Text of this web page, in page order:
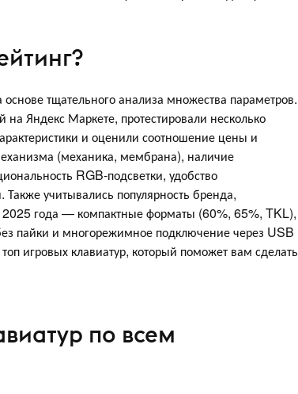
тщательного анализа множества параметров.
Яндекс Маркете, протестировали несколько
и оценили соотношение цены и
(механика, мембрана), наличие
RGB-подсветки, удобство
учитывались популярность бренда,
2025 года — компактные форматы (60%, 65%, TKL),
пайки и многорежимное подключение через USB
игровых клавиатур, который поможет вам сделать
по всем